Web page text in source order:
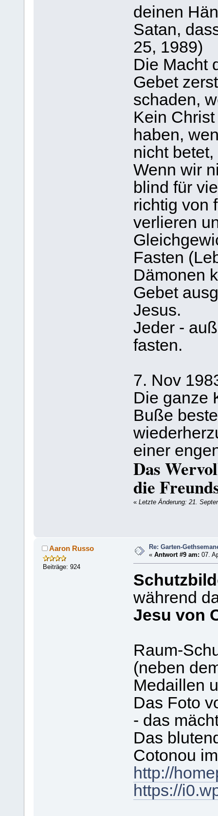
deinen
Satan,
25, 1989)
Die Macht
Gebet
schaden,
Kein
haben,
nicht
Wenn wir
blind für
richtig von
verlieren
Fasten
Dämonen
Gebet
Jesus.
Jeder -
fasten.
7. Nov
Die ganze
Buße
einer
Das
die
« Letzte Änderung: 21.
Aaron Russo
Beiträge: 924
Re: Garten-
«Antwort #9 am: 07.
während
Jesu von
Raum-
(neben
Medaillen
Das Foto
- das
Das
Cotonou
http://
https://